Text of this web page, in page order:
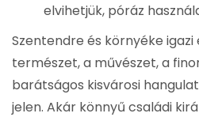
elvihetjük, póráz
Szentendre és környéke
természet, a művészet, a
barátságos kisvárosi
jelen. Akár könnyű családi